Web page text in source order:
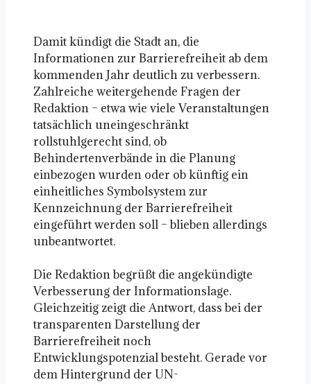
Damit kündigt die Stadt an, die
Informationen zur Barrierefreiheit ab dem
kommenden Jahr deutlich zu verbessern.
Zahlreiche weitergehende Fragen der
Redaktion – etwa wie viele Veranstaltungen
tatsächlich uneingeschränkt
rollstuhlgerecht sind, ob
Behindertenverbände in die Planung
einbezogen wurden oder ob künftig ein
einheitliches Symbolsystem zur
Kennzeichnung der Barrierefreiheit
eingeführt werden soll – blieben allerdings
unbeantwortet.
Die Redaktion begrüßt die angekündigte
Verbesserung der Informationslage.
Gleichzeitig zeigt die Antwort, dass bei der
transparenten Darstellung der
Barrierefreiheit noch
Entwicklungspotenzial besteht. Gerade vor
dem Hintergrund der UN-